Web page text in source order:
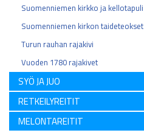
Suomenniemen kirkko ja kellotapuli
Suomenniemen kirkon taideteokset
Turun rauhan rajakivi
Vuoden 1780 rajakivet
SYÖ JA JUO
RETKEILYREITIT
MELONTAREITIT